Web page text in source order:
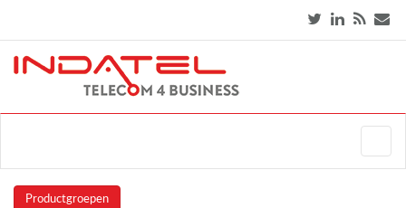
Productgroepen